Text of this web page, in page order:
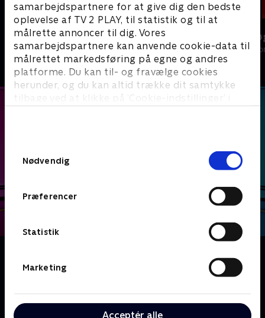
samarbejdspartnere for at give dig den bedste
oplevelse af TV 2 PLAY, til statistik og til at
målrette annoncer til dig. Vores
samarbejdspartnere kan anvende cookie-data til
målrettet markedsføring på egne og andres
platforme. Du kan til- og fravælge cookies
herunder, og du kan altid trække dit samtykke
tilbage ved at klikke på ’Cookie-indstillinger’ i
Nødvendig
Præferencer
Statistik
Marketing
Acceptér alle
Landmand søger kærlighed
Reality • 13 sæsoner
Date mig
Reality • 1
Hvad ville du sige til, hvis første gang du så din
kommende date, var han eller hun nøgen? I dette
kæreste ud fra et udvalg af nøgne mennesker - men